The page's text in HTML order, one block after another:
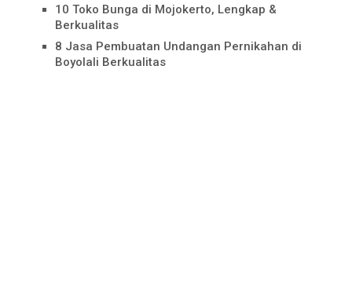
10 Toko Bunga di Mojokerto, Lengkap &
Berkualitas
8 Jasa Pembuatan Undangan Pernikahan di
Boyolali Berkualitas